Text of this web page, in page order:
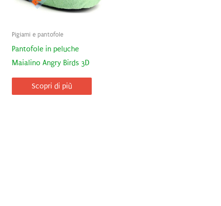
Pigiami e pantofole
Pantofole in peluche
Maialino Angry Birds 3D
Scopri di più